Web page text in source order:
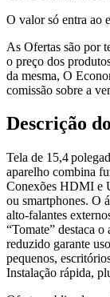
O valor só entra ao
As Ofertas são por
o preço dos
da mesma, O
comissão sobre a
Descrição
Tela de 15,4
aparelho combina
Conexões HDMI e
ou smartphones. O
alto‑falantes
“Tomate” destaca
reduzido garante
pequenos,
Instalação rápida,